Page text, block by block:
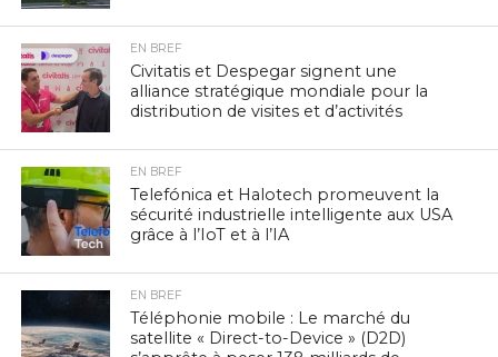
EN BREF
Civitatis et Despegar signent une
alliance stratégique mondiale pour la
distribution de visites et d’activités
EN BREF
Telefónica et Halotech promeuvent la
sécurité industrielle intelligente aux USA
grâce à l’IoT et à l’IA
EN BREF
Téléphonie mobile : Le marché du
satellite « Direct-to-Device » (D2D)